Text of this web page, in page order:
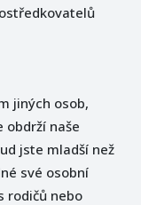
jiných osob,
naše
jste mladší než
své osobní
rodičů nebo